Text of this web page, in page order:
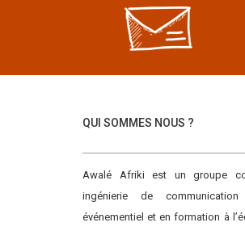
QUI SOMMES NOUS ?
Awalé Afriki est un groupe
ingénierie de
événementiel et en formation à